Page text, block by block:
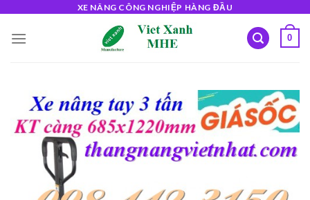
content
XE NÂNG CÔNG NGHIỆP HÀNG ĐẦU
0